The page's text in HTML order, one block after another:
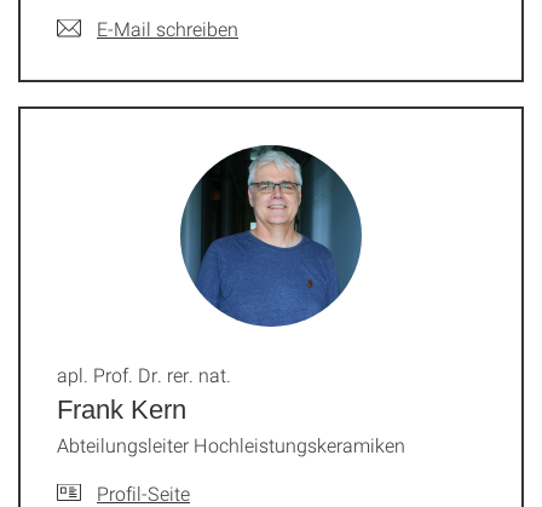
E-Mail schreiben
Frank Kern
apl. Prof. Dr. rer. nat.
Abteilungsleiter Hochleistungskeramiken
Profil-Seite